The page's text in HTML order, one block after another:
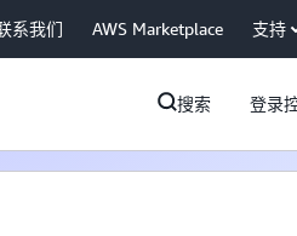
系我们 AWS Marketplace 支持
搜索 登录